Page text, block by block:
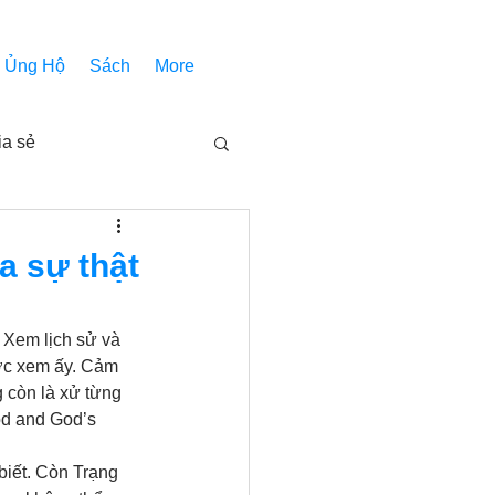
Ủng Hộ Sách More
sẻ
Các bài pháp
thánh Âm Nhạc
sự thật
lịch sử và
xem ấy. Cảm
còn là xử từng
and God’s
Còn Trạng